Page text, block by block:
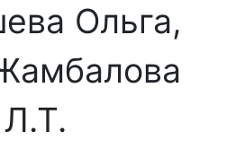
Ольга,
Л.Т.